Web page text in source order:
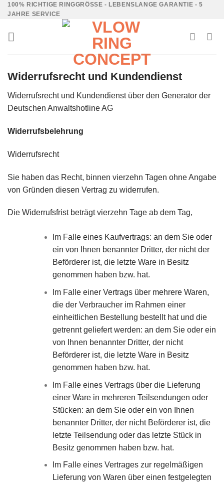
100% RICHTIGE RINGGRÖSSE - LEBENSLANGE GARANTIE - 5 J
AHRE SERVICE
Widerrufsrecht und Kundendienst
Widerrufsrecht und Kundendienstüber den Generator der
Deutschen Anwaltshotline AG
Widerrufsbelehrung
Widerrufsrecht
Sie haben das Recht, binnen vierzehn Tagen ohne Angabe
von Gründen diesen Vertrag zu widerrufen.
Die Widerrufsfrist beträgt vierzehn Tage ab dem Tag,
Im Falle eines Kaufvertrags: an dem Sie oder
ein von Ihnen benannter Dritter, der nicht der
Beförderer ist, die letzte Ware in Besitz
genommen haben bzw. hat.
Im Falle einer Vertrags über mehrere Waren,
die der Verbraucher im Rahmen einer
einheitlichen Bestellung bestellt hat und die
getrennt geliefert werden: an dem Sie oder ein
von Ihnen benannter Dritter, der nicht
Beförderer ist, die letzte Ware in Besitz
genommen haben bzw. hat.
Im Falle eines Vertrags über die Lieferung
einer Ware in mehreren Teilsendungen oder
Stücken: an dem Sie oder ein von Ihnen
benannter Dritter, der nicht Beförderer ist, die
letzte Teilsendung oder das letzte Stück in
Besitz genommen haben bzw. hat.
Im Falle eines Vertrages zur regelmäßigen
Lieferung von Waren über einen festgelegten